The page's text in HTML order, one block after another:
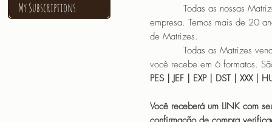
Todas as nossas Matrizes
empresa. Temos mais de 20
de Matrizes.
Todas as Matrizes
você recebe em 6 formatos.
PES | JEF | EXP | DST | XXX |
Você receberá um LINK com
My Subscriptions